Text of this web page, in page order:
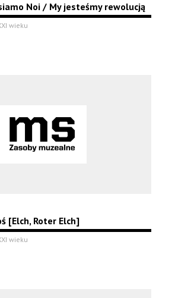
Noi / My jesteśmy rewolucją
wieku
[Elch, Roter Elch]
wieku